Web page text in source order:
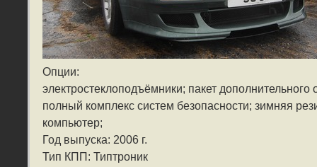
Опции:
электростеклоподъёмники; пакет
полный комплекс систем безопасности; зимняя
компьютер;
Год выпуска: 2006 г.
Тип КПП: Типтроник